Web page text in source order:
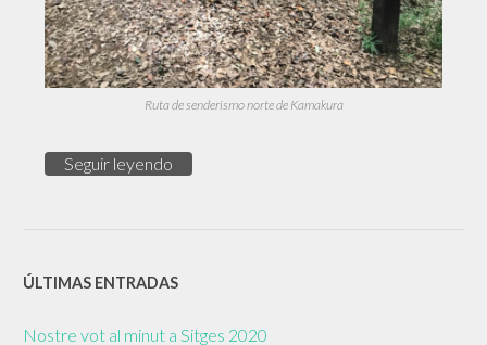
Ruta de senderismo norte de Kamakura
Seguir leyendo
ÚLTIMAS ENTRADAS
Nostre vot al minut a Sitges 2020